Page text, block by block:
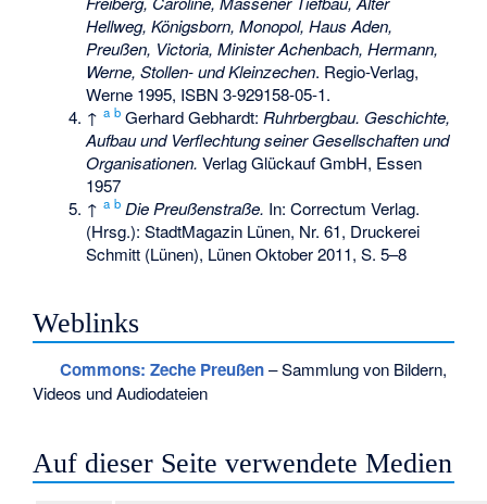
Hellweg, Königsborn, Monopol, Haus Aden,
Preußen, Victoria, Minister Achenbach, Hermann,
Werne, Stollen- und Kleinzechen. Regio-Verlag,
Werne 1995, ISBN 3-929158-05-1.
↑a b Gerhard Gebhardt: Ruhrbergbau. Geschichte,
Aufbau und Verflechtung seiner Gesellschaften und
Organisationen. Verlag Glückauf GmbH, Essen
1957
↑a b Die Preußenstraße. In: Correctum Verlag.
(Hrsg.): StadtMagazin Lünen, Nr. 61, Druckerei
Schmitt (Lünen), Lünen Oktober 2011, S. 5–8
Weblinks
Commons: Zeche Preußen– Sammlung von Bildern,
Videos und Audiodateien
Auf dieser Seite verwendete Medien